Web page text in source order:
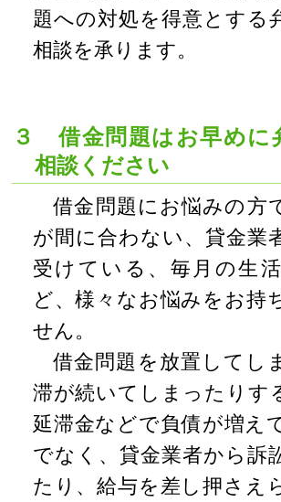
題への対処を得意とする
相談を承ります。
３ 借金問題はお早めに
相談ください
借金問題にお悩みの方
が間に合わない、貸金業
受けている、毎月の生
ど、様々なお悩みをお持
せん。
借金問題を放置してし
滞が続いてしまったりす
延滞金などで負債が増え
でなく、貸金業者から訴
たり、給与を差し押さえ